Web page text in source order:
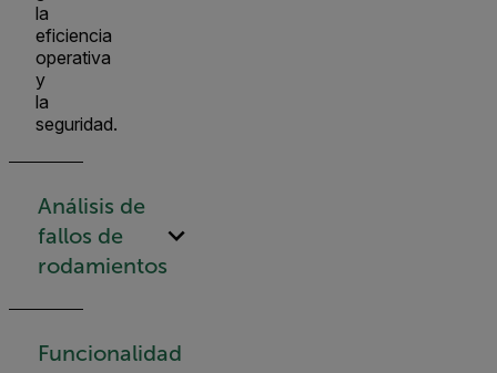
la
eficiencia
operativa
y
la
seguridad.
Análisis de
fallos de
rodamientos
Funcionalidad